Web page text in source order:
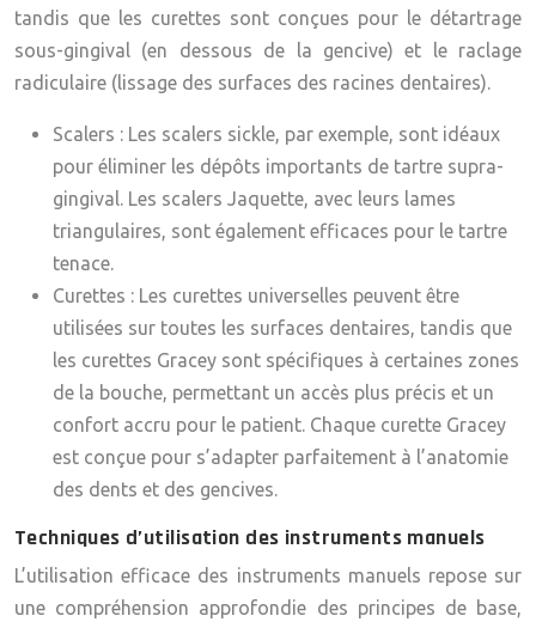
tandis que les curettes sont conçues pour le détartrage
sous-gingival (en dessous de la gencive) et le raclage
radiculaire (lissage des surfaces des racines dentaires).
Scalers : Les scalers sickle, par exemple, sont idéaux
pour éliminer les dépôts importants de tartre supra-
gingival. Les scalers Jaquette, avec leurs lames
triangulaires, sont également efficaces pour le tartre
tenace.
Curettes : Les curettes universelles peuvent être
utilisées sur toutes les surfaces dentaires, tandis que
les curettes Gracey sont spécifiques à certaines zones
de la bouche, permettant un accès plus précis et un
confort accru pour le patient. Chaque curette Gracey
est conçue pour s’adapter parfaitement à l’anatomie
des dents et des gencives.
Techniques d’utilisation des instruments manuels
L’utilisation efficace des instruments manuels repose sur
une compréhension approfondie des principes de base,